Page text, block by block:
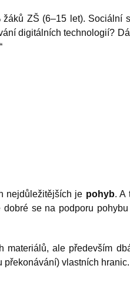
ZŠ (6–15 let). Sociální
digitálních technologií?
nejdůležitějších je pohyb. A
se na podporu
ale především
překonávání) vlastních hranic.